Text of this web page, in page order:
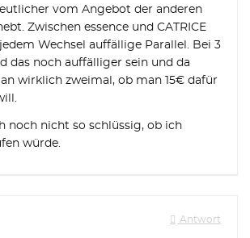
vom Angebot der anderen
Zwischen essence und CATRICE
jedem Wechsel auffällige Parallel. Bei 3
das noch auffälliger sein und da
wirklich zweimal, ob man 15€ dafür
noch nicht so schlüssig, ob ich
würde.
Antwort